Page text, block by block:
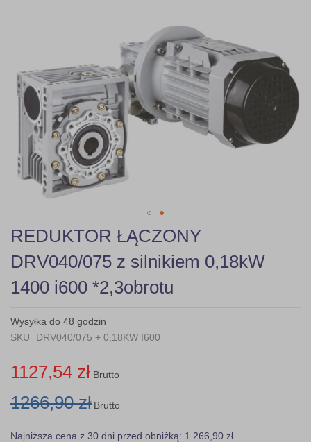
the
images
gallery
Skip
to
the
beginning
of
the
gallery
REDUKTOR ŁĄCZONY
DRV040/075 z silnikiem 0,18kW
1400 i600 *2,3obrotu
Wysyłka do 48 godzin
SKU
DRV040/075 + 0,18KW I600
1127,54 zł Brutto
1266,90 zł Brutto
Najniższa cena z 30 dni przed obniżką: 1 266,90 zł